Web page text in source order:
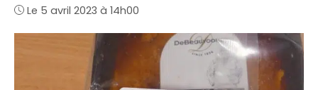
Le 5 avril 2023 à 14h00